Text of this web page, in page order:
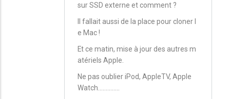
sur SSD externe et comment ?
Il fallait aussi de la place pour cloner l
e Mac !
Et ce matin, mise à jour des autres m
atériels Apple.
Ne pas oublier iPod, AppleTV, Apple
Watch..............